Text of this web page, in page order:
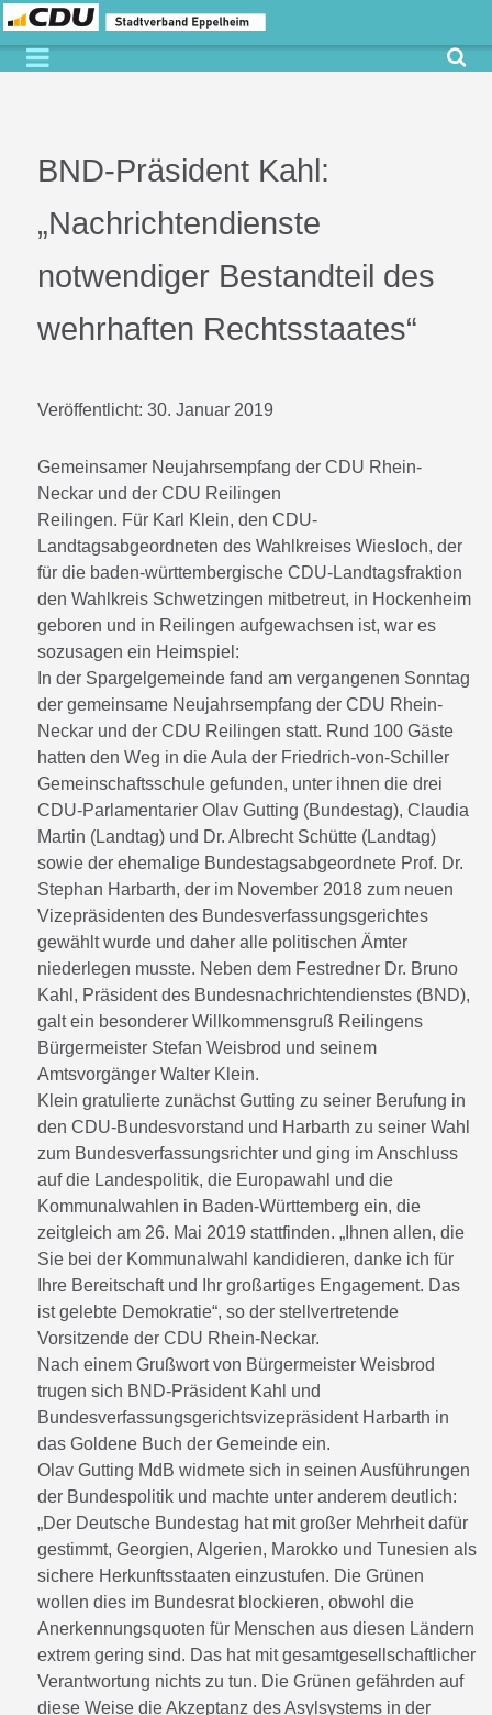
BND-Präsident Kahl:
„Nachrichtendienste
notwendiger Bestandteil des
wehrhaften Rechtsstaates“
Veröffentlicht: 30. Januar 2019
Gemeinsamer Neujahrsempfang der CDU Rhein-
Neckar und der CDU Reilingen
Reilingen. Für Karl Klein, den CDU-
Landtagsabgeordneten des Wahlkreises Wiesloch, der
für die baden-württembergische CDU-Landtagsfraktion
den Wahlkreis Schwetzingen mitbetreut, in Hockenheim
geboren und in Reilingen aufgewachsen ist, war es
sozusagen ein Heimspiel:
In der Spargelgemeinde fand am vergangenen Sonntag
der gemeinsame Neujahrsempfang der CDU Rhein-
Neckar und der CDU Reilingen statt. Rund 100 Gäste
hatten den Weg in die Aula der Friedrich-von-Schiller
Gemeinschaftsschule gefunden, unter ihnen die drei
CDU-Parlamentarier Olav Gutting (Bundestag), Claudia
Martin (Landtag) und Dr. Albrecht Schütte (Landtag)
sowie der ehemalige Bundestagsabgeordnete Prof. Dr.
Stephan Harbarth, der im November 2018 zum neuen
Vizepräsidenten des Bundesverfassungsgerichtes
gewählt wurde und daher alle politischen Ämter
niederlegen musste. Neben dem Festredner Dr. Bruno
Kahl, Präsident des Bundesnachrichtendienstes (BND),
galt ein besonderer Willkommensgruß Reilingens
Bürgermeister Stefan Weisbrod und seinem
Amtsvorgänger Walter Klein.
Klein gratulierte zunächst Gutting zu seiner Berufung in
den CDU-Bundesvorstand und Harbarth zu seiner Wahl
zum Bundesverfassungsrichter und ging im Anschluss
auf die Landespolitik, die Europawahl und die
Kommunalwahlen in Baden-Württemberg ein, die
zeitgleich am 26. Mai 2019 stattfinden. „Ihnen allen, die
Sie bei der Kommunalwahl kandidieren, danke ich für
Ihre Bereitschaft und Ihr großartiges Engagement. Das
ist gelebte Demokratie“, so der stellvertretende
Vorsitzende der CDU Rhein-Neckar.
Nach einem Grußwort von Bürgermeister Weisbrod
trugen sich BND-Präsident Kahl und
Bundesverfassungsgerichtsvizepräsident Harbarth in
das Goldene Buch der Gemeinde ein.
Olav Gutting MdB widmete sich in seinen Ausführungen
der Bundespolitik und machte unter anderem deutlich:
„Der Deutsche Bundestag hat mit großer Mehrheit dafür
gestimmt, Georgien, Algerien, Marokko und Tunesien als
sichere Herkunftsstaaten einzustufen. Die Grünen
wollen dies im Bundesrat blockieren, obwohl die
Anerkennungsquoten für Menschen aus diesen Ländern
extrem gering sind. Das hat mit gesamtgesellschaftlicher
Verantwortung nichts zu tun. Die Grünen gefährden auf
diese Weise die Akzeptanz des Asylsystems in der